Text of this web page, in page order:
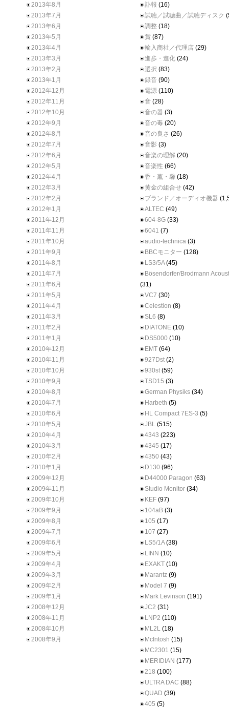
2013年8月
2013年7月
2013年6月
2013年5月
2013年4月
2013年3月
2013年2月
2013年1月
2012年12月
2012年11月
2012年10月
2012年9月
2012年8月
2012年7月
2012年6月
2012年5月
2012年4月
2012年3月
2012年2月
2012年1月
2011年12月
2011年11月
2011年10月
2011年9月
2011年8月
2011年7月
2011年6月
2011年5月
2011年4月
2011年3月
2011年2月
2011年1月
2010年12月
2010年11月
2010年10月
2010年9月
2010年8月
2010年7月
2010年6月
2010年5月
2010年4月
2010年3月
2010年2月
2010年1月
2009年12月
2009年11月
2009年10月
2009年9月
2009年8月
2009年7月
2009年6月
2009年5月
2009年4月
2009年3月
2009年2月
2009年1月
2008年12月
2008年11月
2008年10月
2008年9月
訃報 (16)
試聴／試聴曲／試聴ディスク
調整 (18)
賞 (87)
輸入商社／代理店 (29)
進歩・進化 (24)
選択 (83)
録音 (90)
電源 (110)
音 (28)
音の器 (3)
音の毒 (20)
音の良さ (26)
音影 (3)
音楽の理解 (20)
音楽性 (66)
香・薫・馨 (18)
黄金の組合せ (42)
ブランド／オーディオ機器
ALTEC (49)
604-8G (33)
6041 (7)
audio-technica (3)
BBCモニター (128)
LS3/5A(45)
Bösendorfer/Brodmann
(31)
VC7 (30)
Celestion (8)
SL6 (8)
DIATONE (10)
DS5000 (10)
EMT (64)
927Dst (2)
930st (59)
TSD15 (3)
German Physiks (34)
Harbeth (5)
HL Compact 7ES-3 (5)
JBL (515)
4343 (223)
4345 (17)
4350 (43)
D130 (96)
D44000 Paragon (63)
Studio Monitor (34)
KEF (97)
104aB (3)
105 (17)
107 (27)
LS5/1A(38)
LINN (10)
EXAKT (10)
Marantz (9)
Model 7 (9)
Mark Levinson (191)
JC2 (31)
LNP2 (110)
ML2L (18)
McIntosh (15)
MC2301 (15)
MERIDIAN (177)
218 (100)
ULTRA DAC (88)
QUAD (39)
405 (5)